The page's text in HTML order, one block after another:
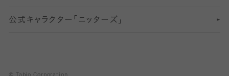
公式キャラクター「ニッターズ」